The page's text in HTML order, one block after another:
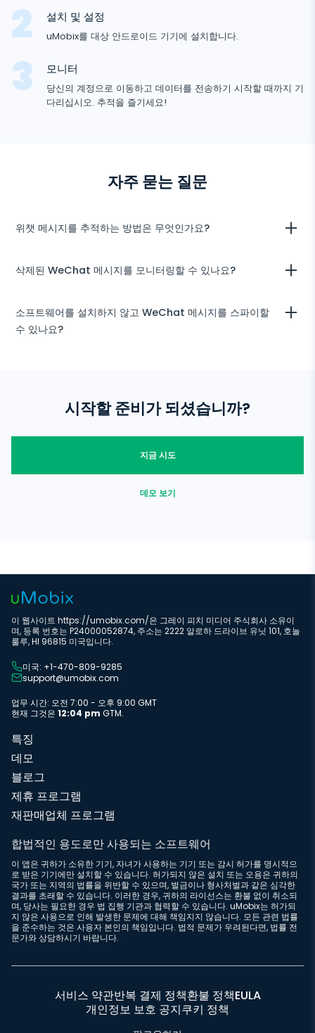
안
로
드
추
적
기
키로거
기기 정보
Facebook Messenger
Zoom
Viber
Telegram
Facebook
Snapchat
사진 및 비디오 추적기
인터넷
브라우저 기록
설치 및 설정
uMobix를 대상 안드로이드 기기에 설치합니다.
모니터
당신의 계정으로 이동하고 데이터를 전송하기 시작할 때까지 기
다리십시오. 추적을 즐기세요!
자주 묻는 질문
위챗 메시지를 추적하는 방법은 무엇인가요?
구독을 구매한 후 등록을 진행하고 사용자 공간에 로그인하여 그것을 알
아가세요. 각각의 시각화를 표시하는 여러 탭이 있습니다. WeChat 추적
지에 대한 최신 정보를 제공할 것입니다 (데이터가 5분마다 업데이트되
는 것을 기대하세요).
삭제된 WeChat 메시지를 모니터링할 수 있나요?
uMobix는 모든 대화를 캡처하고 보존합니다. 사용자가 삭제해도 사용자
영역에서 표시됩니다.
소프트웨어를 설치하지 않고 WeChat 메시지를 스파이할
수 있나요?
시작할 준비가 되셨습니까?
지금 시도
데모 보기
이 웹사이트 https://umobix.com/은 그레이 피치 미디어 주식회사 소유이
며, 등록 번호는 P24000052874, 주소는 2222 알로하 드라이브 유닛 101, 호놀
룰루, HI 96815 미국입니다.
미국: +1-470-809-9285
support@umobix.com
업무 시간: 오전 7:00 - 오후 9:00 GMT
현재 그것은 12:04 pm GTM.
특징
데모
블로그
제휴 프로그램
재판매업체 프로그램
합법적인 용도로만 사용되는 소프트웨어
이 앱은 귀하가 소유한 기기, 자녀가 사용하는 기기 또는 감시 허가를 명시적으
로 받은 기기에만 설치할 수 있습니다. 허가되지 않은 설치 또는 오용은 귀하의
국가 또는 지역의 법률을 위반할 수 있으며, 벌금이나 형사처벌과 같은 심각한
결과를 초래할 수 있습니다. 이러한 경우, 귀하의 라이선스는 환불 없이 취소되
며, 당사는 필요한 경우 법 집행 기관과 협력할 수 있습니다. uMobix는 허가되
지 않은 사용으로 인해 발생한 문제에 대해 책임지지 않습니다. 모든 관련 법률
을 준수하는 것은 사용자 본인의 책임입니다. 법적 문제가 우려된다면, 법률 전
문가와 상담하시기 바랍니다.
서비스 약관반복 결제 정책환불 정책EULA
개인정보 보호 공지쿠키 정책